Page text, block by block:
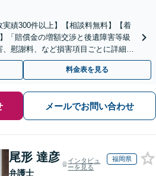
実績300件以上】【相談料無料】【着
「賠償金の増額交渉と後遺障害等級
慰謝料、など損害項目ごとに詳細な
できるよう全力で対応
料金表を見る
メールでお問い合わせ
尾形 達彦
弁護士
インタビュ
ーを見る
福岡県